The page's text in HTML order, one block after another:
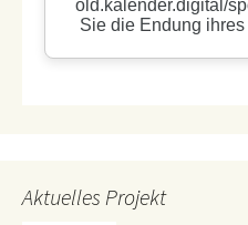
Aktuelles Projekt